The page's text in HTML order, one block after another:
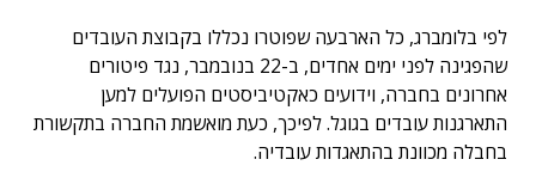
לפי בלומברג, כל הארבעה שפוטרו נכללו בקבוצת העובדים
שהפגינה לפני ימים אחדים, ב-22 בנובמבר, נגד פיטורים
אחרונים בחברה, וידועים כאקטיביסטים הפועלים למען
התארגנות עובדים בגוגל. לפיכך, כעת מואשמת החברה בתקשורת
בחבלה מכוונת בהתאגדות עובדיה.